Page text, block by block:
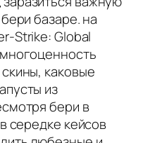
базаре. на
Strike: Global
каковые
из
бери в
середке кейсов